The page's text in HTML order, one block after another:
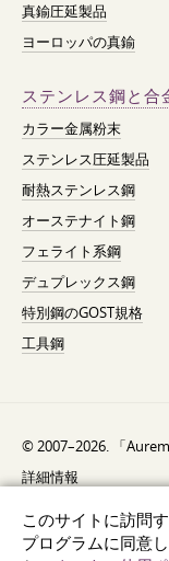
このサイトに訪問
プログラムに同意
真鍮圧延製品
ヨーロッパの真鍮
ステンレス鋼と合
カラー金属粉末
ステンレス圧延製品
耐熱ステンレス鋼
オーステナイト鋼
フェライト系鋼
デュプレックス鋼
特別鋼のGOST規格
工具鋼
© 2007–2026. 「
詳細情報
AGB（利用規約）
リコール通知